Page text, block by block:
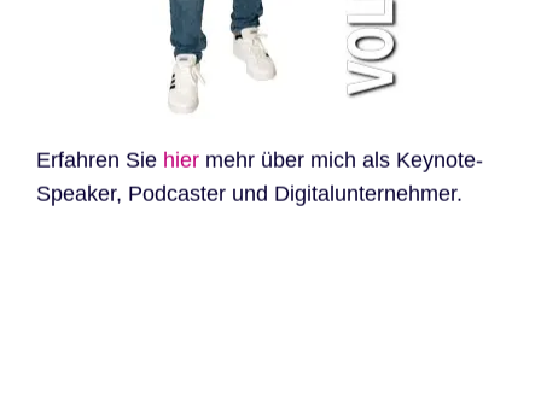
Erfahren Sie hiermehr über mich als Keynote-
Speaker, Podcaster und Digitalunternehmer.